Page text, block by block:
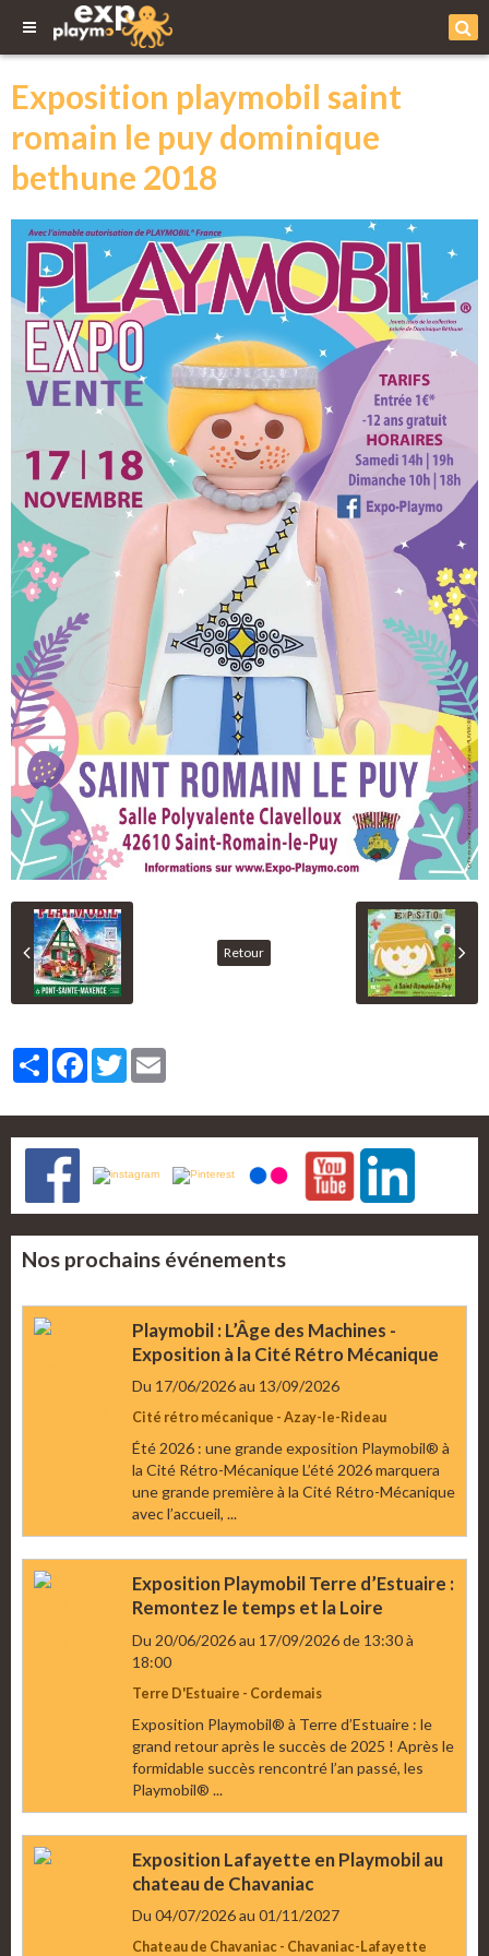
Exposition playmobil saint
romain le puy dominique
bethune 2018
Retour
PartagerFacebook
Twitter
Nos prochains événements
Playmobil : L’Âge des Machines -
Exposition à la Cité Rétro Mécanique
Du 17/06/2026au 13/09/2026
Cité rétro mécanique - Azay-le-Rideau
Été 2026 : une grande exposition Playmobil® à
la Cité Rétro-Mécanique L’été 2026 marquera
une grande première à la Cité Rétro-Mécanique
avec l’accueil, ...
Exposition Playmobil Terre d’Estuaire :
Remontez le temps et la Loire
Du 20/06/2026au 17/09/2026de 13:30à
18:00
Terre D'Estuaire - Cordemais
Exposition Playmobil® à Terre d’Estuaire : le
grand retour après le succès de 2025 ! Après le
formidable succès rencontré l’an passé, les
Playmobil® ...
Exposition Lafayette en Playmobil au
chateau de Chavaniac
Du 04/07/2026au 01/11/2027
Chateau de Chavaniac - Chavaniac-Lafayette